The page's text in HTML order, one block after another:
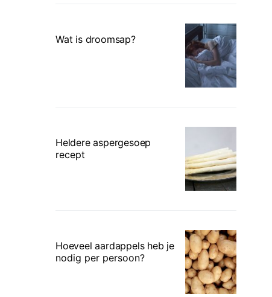
Wat is droomsap?
Heldere aspergesoep
recept
Hoeveel aardappels heb je
nodig per persoon?